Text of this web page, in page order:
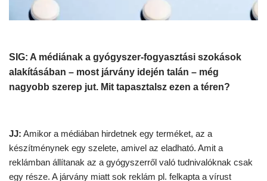
SIG: A médiának a gyógyszer-fogyasztási szokások
alakításában – most járvány idején talán – még
nagyobb szerep jut. Mit tapasztalsz ezen a téren?
JJ: Amikor a médiában hirdetnek egy terméket, az a
készítménynek egy szelete, amivel az eladható. Amit a
reklámban állítanak az a gyógyszerről való tudnivalóknak csak
egy része. A járvány miatt sok reklám pl. felkapta a vírust